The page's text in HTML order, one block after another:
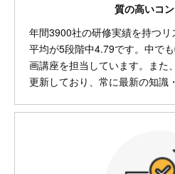
質の高いコ
年間3900社の研修実績を持つ
平均が5段階中4.79です。中で
画講座を担当しています。また
更新しており、常に最新の知識